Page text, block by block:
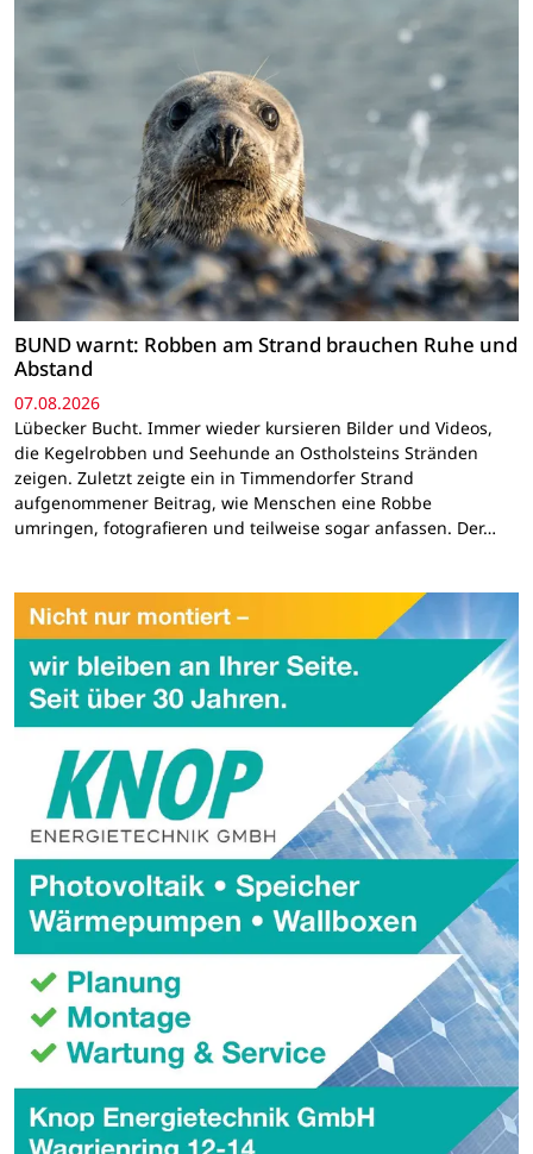
BUND warnt: Robben am Strand brauchen Ruhe und
Abstand
07.08.2026
Lübecker Bucht. Immer wieder kursieren Bilder und Videos,
die Kegelrobben und Seehunde an Ostholsteins Stränden
zeigen. Zuletzt zeigte ein in Timmendorfer Strand
aufgenommener Beitrag, wie Menschen eine Robbe
umringen, fotografieren und teilweise sogar anfassen. Der…